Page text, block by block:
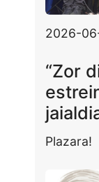
2026-
“Zor
Plazara!